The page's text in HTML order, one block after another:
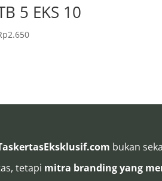
5 EKS 10
2.650
bukan
tetapi mitra branding yang